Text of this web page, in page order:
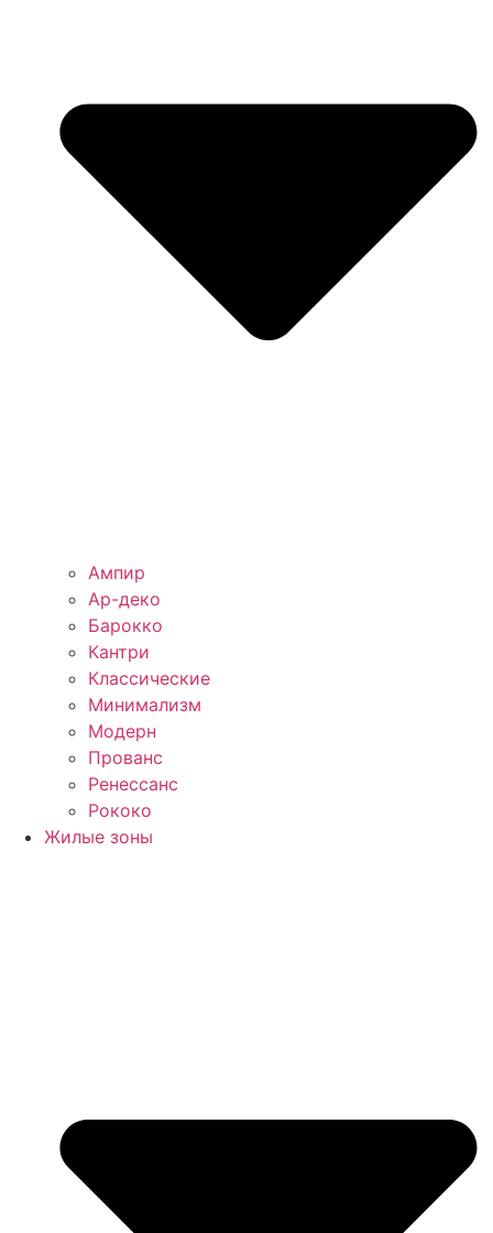
Ампир
Ар-деко
Барокко
Кантри
Классические
Минимализм
Модерн
Прованс
Ренессанс
Рококо
Жилые зоны